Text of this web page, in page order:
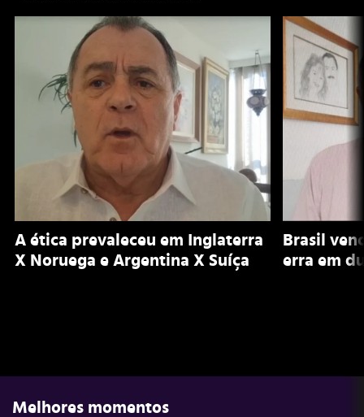
A ética prevaleceu em Inglaterra
X Noruega e Argentina X Suíça
Brasil
erra em
Melhores momentos